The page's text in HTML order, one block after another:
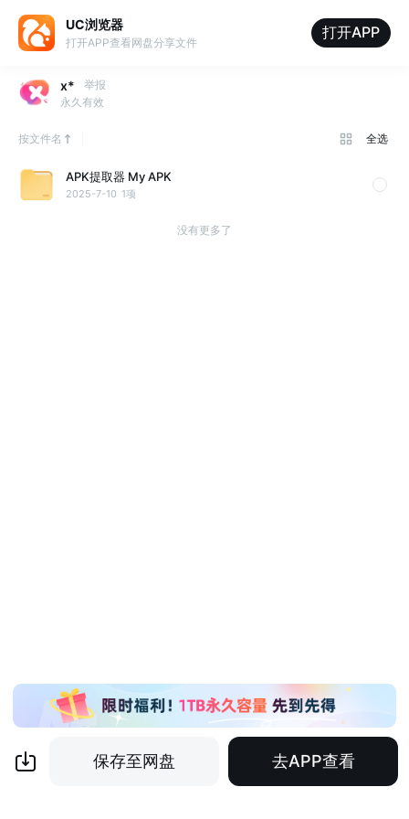
UC浏览器
打开APP查看网盘分享文件
打开APP
x*
举报
永久有效
按文件名 全选
APK提取器 My APK
2025-7-10 1项
没有更多了
保存至网盘 去APP查看